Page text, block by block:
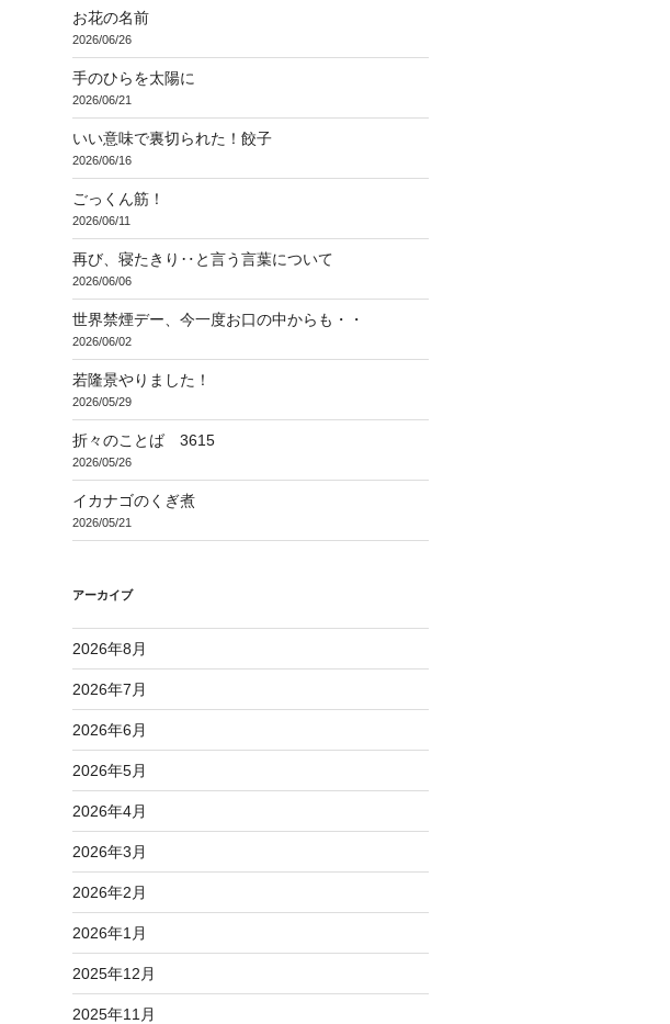
お花の名前
2026/06/26
手のひらを太陽に
2026/06/21
いい意味で裏切られた！餃子
2026/06/16
ごっくん筋！
2026/06/11
再び、寝たきり‥と言う言葉について
2026/06/06
世界禁煙デー、今一度お口の中からも・・
2026/06/02
若隆景やりました！
2026/05/29
折々のことば 3615
2026/05/26
イカナゴのくぎ煮
2026/05/21
アーカイブ
2026年8月
2026年7月
2026年6月
2026年5月
2026年4月
2026年3月
2026年2月
2026年1月
2025年12月
2025年11月